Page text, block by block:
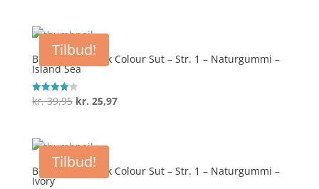
var:
kr. 39,95.kr. 25,97.
Tilbud!
BIBS Symmetrisk Colour Sut – Str. 1 – Naturgummi –
Island Sea
Vurderet
4.1
kr.39,95 Den
var:
kr. 39,95.
kr. 25,97Den
kr. 25,97.
Tilbud!
BIBS Symmetrisk Colour Sut – Str. 1 – Naturgummi –
Ivory